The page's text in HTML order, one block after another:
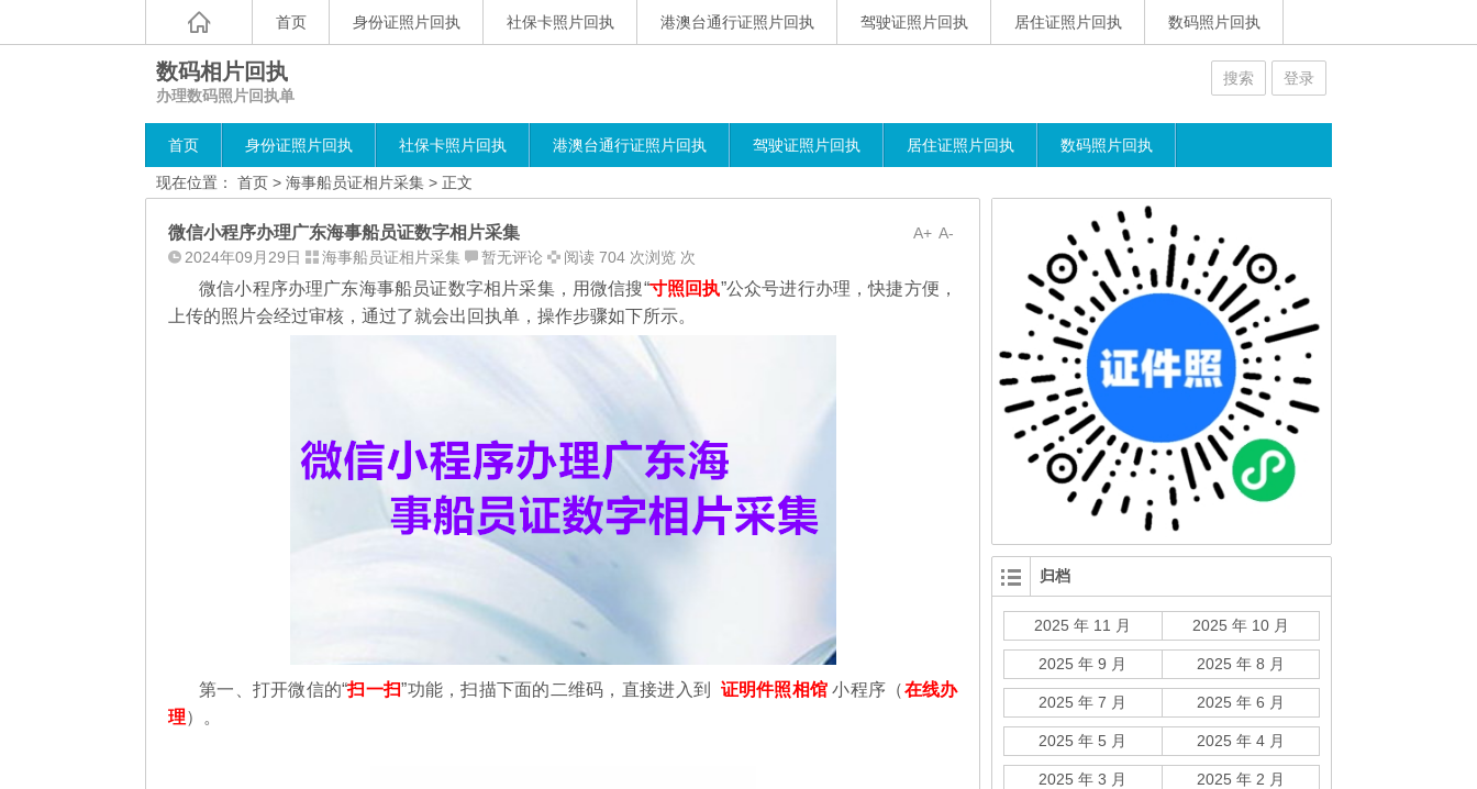
首页 身份证照片回执 社保卡照片回执 港澳台通行证照片回执 驾驶证照片回执 居住证照片回执 数码照片回执
数码相片回执
办理数码照片回执单
搜索 登录
首页 身份证照片回执 社保卡照片回执 港澳台通行证照片回执 驾驶证照片回执 居住证照片回执 数码照片回执
现在位置： 首页 > 海事船员证相片采集 > 正文
A-
A+
微信小程序办理广东海事船员证数字相片采集
2024年09月29日 海事船员证相片采集 暂无评论 阅读 704 次浏览 次
微信小程序办理广东海事船员证数字相片采集，用微信搜“寸照回执”公众号进行办理，快捷方便，
上传的照片会经过审核，通过了就会出回执单，操作步骤如下所示。
第一、 打开微信的“扫一扫”功能，扫描下面的二维码，直接进入到 证明件照相馆 小程序（在线办
理）。
归档
2025 年 11 月 2025 年 10 月
2025 年 9 月 2025 年 8 月
2025 年 7 月 2025 年 6 月
2025 年 5 月 2025 年 4 月
2025 年 3 月 2025 年 2 月